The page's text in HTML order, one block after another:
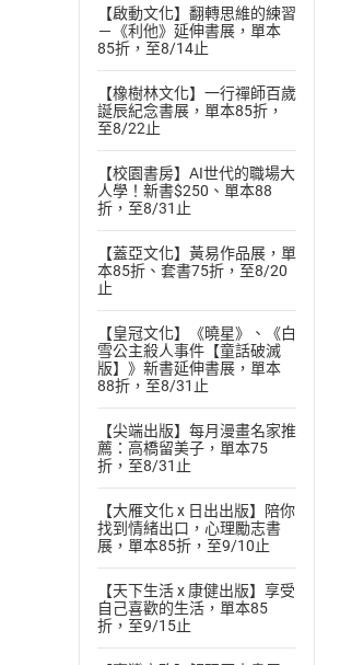
【啟動文化】翻轉思維的練習
－《利他》延伸書展，單本
85折，至8/14止
【橡樹林文化】一行禪師百歲
誕辰紀念書展，單本85折，
至8/22止
【校園書房】AI世代的職場大
人學！新書$250、單本88
折，至8/31止
【蓋亞文化】黃易作品展，單
本85折、套書75折，至8/20
止
【皇冠文化】《曉星》、《白
雪公主殺人事件【童話破滅
版】》新書延伸書展，單本
88折，至8/31止
【尖端出版】每月漫畫名家推
薦：高橋留美子，單本75
折，至8/31止
【大雁文化 x 日出出版】陪你
找到情緒出口，心理勵志書
展，單本85折，至9/10止
【天下生活 x 康健出版】享受
自己喜歡的生活，單本85
折，至9/15止